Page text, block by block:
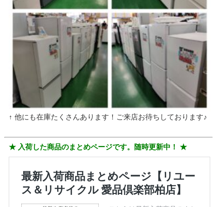
↑ 他にも在庫たくさんあります！ご来店お待ちしております♪
★ 入荷した商品のまとめページです。随時更新中！ ★